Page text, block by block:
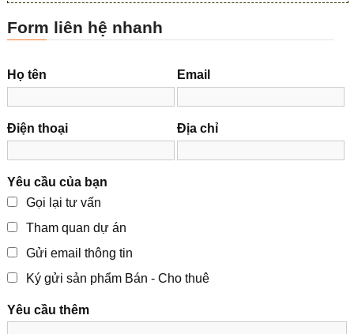
Form liên hệ nhanh
Họ tên Email
Điện thoại Địa chỉ
Yêu cầu của bạn
Gọi lại tư vấn
Tham quan dự án
Gửi email thông tin
Ký gửi sản phẩm Bán - Cho thuê
Yêu cầu thêm